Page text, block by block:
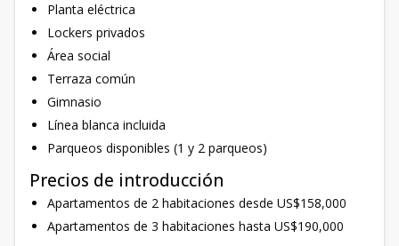
Planta eléctrica
Lockers privados
Área social
Terraza común
Gimnasio
Línea blanca incluida
Parqueos disponibles (1 y 2 parqueos)
Precios de introducción
Apartamentos de 2 habitaciones desde US$158,000
Apartamentos de 3 habitaciones hasta US$190,000